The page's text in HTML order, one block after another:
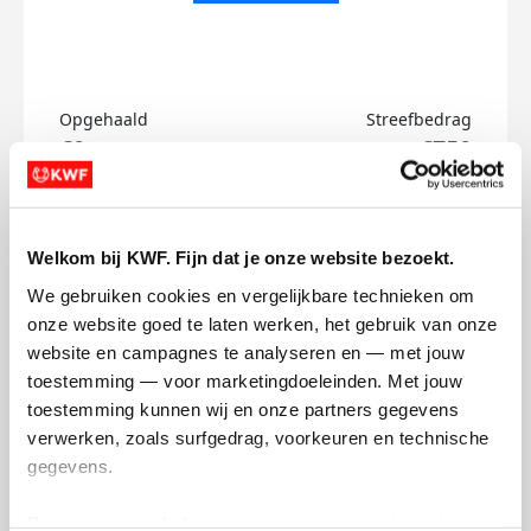
Welkom bij KWF. Fijn dat je onze website bezoekt.
We gebruiken cookies en vergelijkbare technieken om
onze website goed te laten werken, het gebruik van onze
website en campagnes te analyseren en — met jouw
toestemming — voor marketingdoeleinden. Met jouw
toestemming kunnen wij en onze partners gegevens
verwerken, zoals surfgedrag, voorkeuren en technische
gegevens.
Opgehaald
€0
Streefbedrag
€750
Doneer
Bart's badges